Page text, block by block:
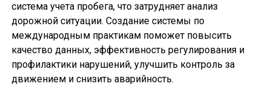
система учета пробега, что затрудняет анализ
дорожной ситуации. Создание системы по
международным практикам поможет повысить
качество данных, эффективность регулирования и
профилактики нарушений, улучшить контроль за
движением и снизить аварийность.